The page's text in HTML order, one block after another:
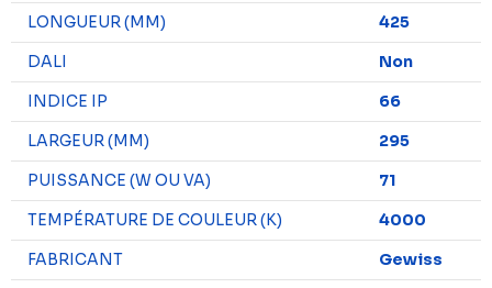
LONGUEUR (MM)
425
DALI
Non
INDICE IP
66
LARGEUR (MM)
295
PUISSANCE (W OU VA)
71
TEMPÉRATURE DE COULEUR (K)
4000
FABRICANT
Gewiss